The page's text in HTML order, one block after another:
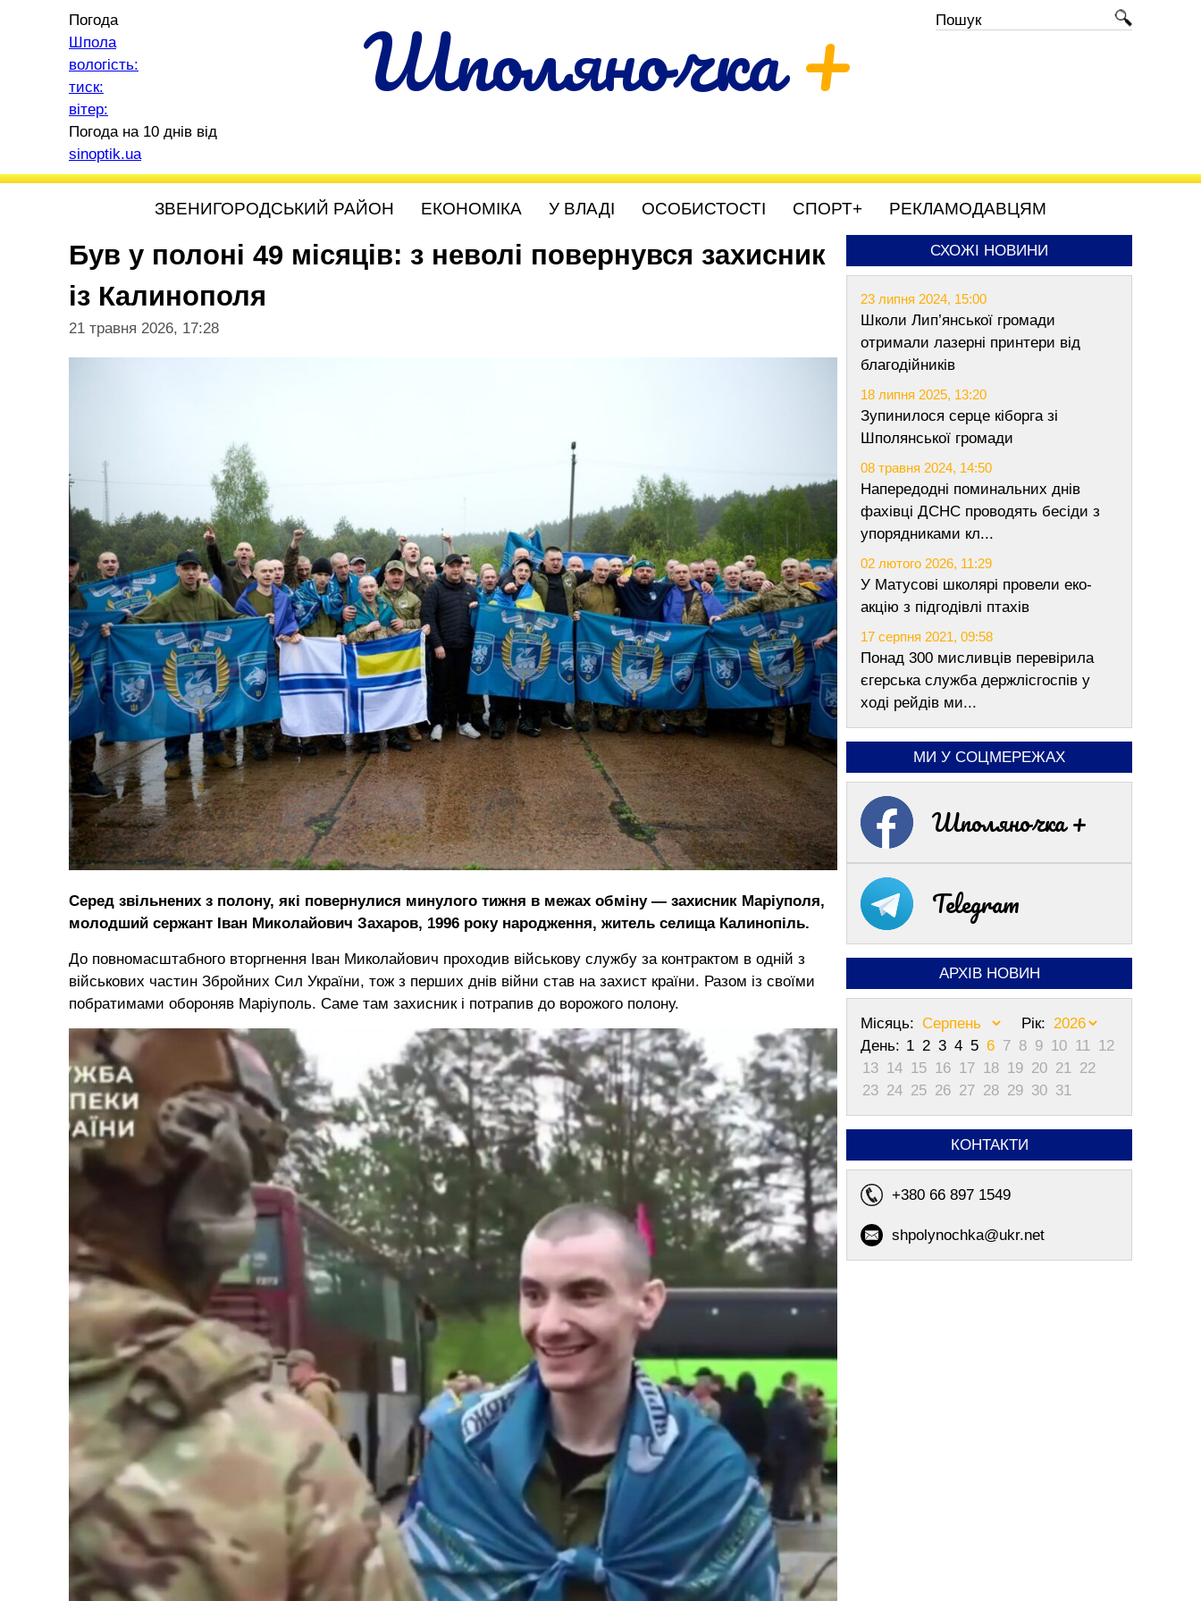
Шполяночка+
Погода
Шпола
вологість:
тиск:
вітер:
Погода на 10 днів від
sinoptik.ua
ЗВЕНИГОРОДСЬКИЙ РАЙОН ЕКОНОМІКА У ВЛАДІ ОСОБИСТОСТІ СПОРТ+ РЕКЛАМОДАВЦЯМ
Був у полоні 49 місяців: з неволі повернувся захисник
із Калинополя
21 травня 2026, 17:28
Серед звільнених з полону, які повернулися минулого тижня в межах обміну — захисник Маріуполя,
молодший сержант Іван Миколайович Захаров, 1996 року народження, житель селища Калинопіль.
До повномасштабного вторгнення Іван Миколайович проходив військову службу за контрактом в одній з
військових частин Збройних Сил України, тож з перших днів війни став на захист країни. Разом із своїми
побратимами обороняв Маріуполь. Саме там захисник і потрапив до ворожого полону.
СХОЖІ НОВИНИ
23 липня 2024, 15:00
Школи Лип’янської громади
отримали лазерні принтери від
благодійників
18 липня 2025, 13:20
Зупинилося серце кіборга зі
Шполянської громади
08 травня 2024, 14:50
Напередодні поминальних днів
фахівці ДСНС проводять бесіди з
упорядниками кл...
02 лютого 2026, 11:29
У Матусові школярі провели еко-
акцію з підгодівлі птахів
17 серпня 2021, 09:58
Понад 300 мисливців перевірила
єгерська служба держлісгоспів у
ході рейдів ми...
МИ У СОЦМЕРЕЖАХ
Шполяночка +
Telegram
АРХІВ НОВИН
Місяць:
Рік:
День: 1 2 3 4 5 6 7 8 9 10 11 12
13 14 15 16 17 18 19 20 21 22
23 24 25 26 27 28 29 30 31
КОНТАКТИ
+380 66 897 1549
shpolynochka@ukr.net